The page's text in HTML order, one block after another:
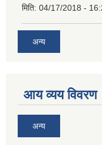
मिति: 04/17/2018 -
अन्य
आय व्यय विवरण
अन्य